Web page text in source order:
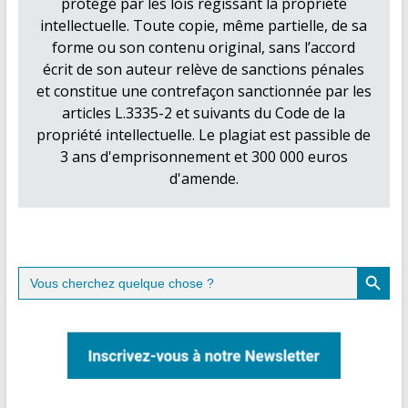
intellectuelle. Toute copie, même partielle, de sa
forme ou son contenu original, sans l’accord
écrit de son auteur relève de sanctions pénales
et constitue une contrefaçon sanctionnée par les
articles L.3335-2 et suivants du Code de la
propriété intellectuelle. Le plagiat est passible de
3 ans d'emprisonnement et 300 000 euros
d'amende.
Search
for:
Search Button